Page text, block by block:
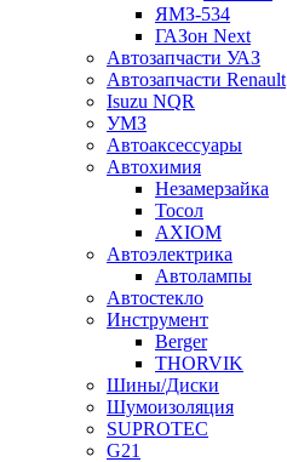
ЯМЗ-534
ГАЗон Next
Автозапчасти УАЗ
Автозапчасти Renault
Isuzu NQR
УМЗ
Автоаксессуары
Автохимия
Незамерзайка
Тосол
AXIOM
Автоэлектрика
Автолампы
Автостекло
Инструмент
Berger
THORVIK
Шины/Диски
Шумоизоляция
SUPROTEC
G21